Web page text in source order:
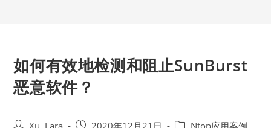
如何有效地检测和阻止SunBurst
恶意软件？